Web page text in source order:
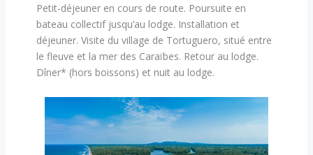
Petit-déjeuner en cours de route. Poursuite en
bateau collectif jusqu’au lodge. Installation et
déjeuner. Visite du village de Tortuguero, situé entre
le fleuve et la mer des Caraïbes. Retour au lodge.
Dîner* (hors boissons) et nuit au lodge.